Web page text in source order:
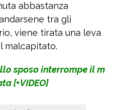
abbastanza
tra gli
viene tirata una leva
malcapitato.
sposo interrompe il m
[+VIDEO]